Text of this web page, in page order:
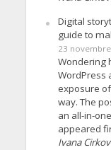
Digital
guide to
23
Wondering
WordPress
exposure
way. The
an all-in-
appeared
Ivana